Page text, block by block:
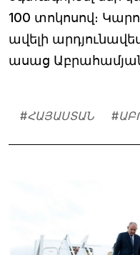
100 տոկոսով։
ավելի
ասաց
#ՀԱՅԱՍՏԱՆ #